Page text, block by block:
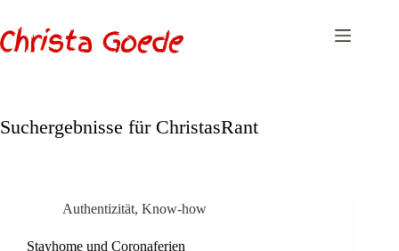
springen
Suchergebnisse für ChristasRant
Authentizität, Know-how
Stayhome und Coronaferien